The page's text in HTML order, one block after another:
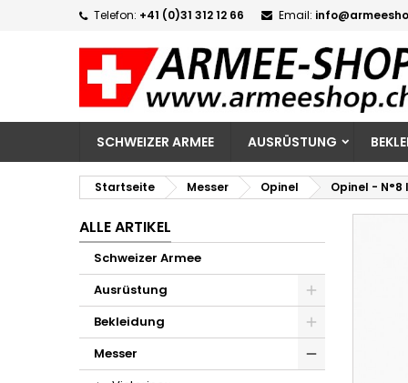
Telefon: +41 (0)31 312 12 66 Email:
SCHWEIZER ARMEE AUSRÜSTUNG
Startseite Messer Opinel Opinel -
ALLE ARTIKEL
Schweizer Armee
Ausrüstung
Bekleidung
Messer
add_circle_outline